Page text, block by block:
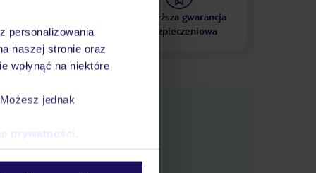
personalizowania
naszej stronie oraz
wpłynąć na niektóre
jednak
prywatności
krajach
Najwyższa gwarancja
ubezpieczeniowa